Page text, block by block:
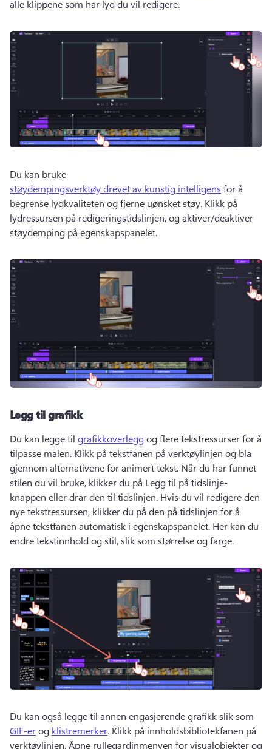
alle klippene som har lyd du vil redigere.
Du kan bruke
støydempingsverktøy drevet av kunstig intelligens for å
begrense lydkvaliteten og fjerne uønsket støy. Klikk på
lydressursen på redigeringstidslinjen, og aktiver/deaktiver
støydemping på egenskapspanelet.
Legg til grafikk
Du kan legge til grafikkoverlegg og flere tekstressurser for å
tilpasse malen. Klikk på tekstfanen på verktøylinjen og bla
gjennom alternativene for animert tekst. Når du har funnet
stilen du vil bruke, klikker du på Legg til på tidslinje-
knappen eller drar den til tidslinjen. Hvis du vil redigere den
nye tekstressursen, klikker du på den på tidslinjen for å
åpne tekstfanen automatisk i egenskapspanelet. Her kan du
endre tekstinnhold og stil, slik som størrelse og farge.
Du kan også legge til annen engasjerende grafikk slik som
GIF-er og klistremerker. Klikk på innholdsbibliotekfanen på
verktøylinjen. Åpne rullegardinmenyen for visualobjekter og